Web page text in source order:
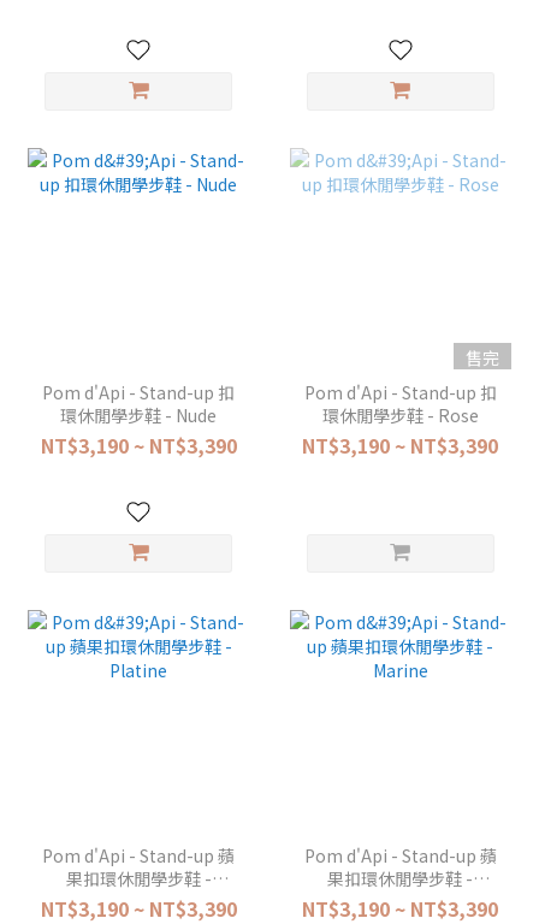
Pom d'Api - Stand-up 扣
環休閒學步鞋 - Nude
NT$3,190 ~ NT$3,390
售完
Pom d'Api - Stand-up 扣
環休閒學步鞋 - Rose
NT$3,190 ~ NT$3,390
Pom d'Api - Stand-up 蘋
果扣環休閒學步鞋 -
Platine
NT$3,190 ~ NT$3,390
Pom d'Api - Stand-up 蘋
果扣環休閒學步鞋 -
Marine
NT$3,190 ~ NT$3,390